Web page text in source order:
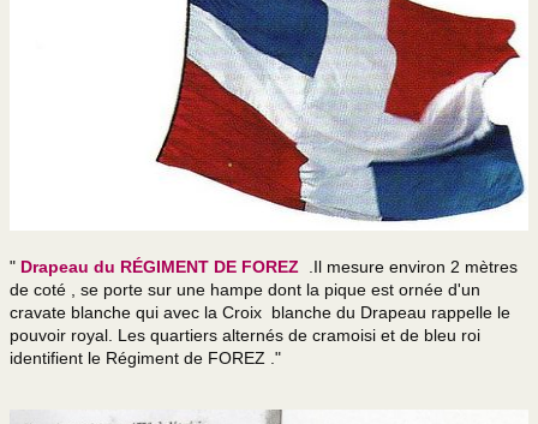
Para neige d'antan
Goliath chien para
Saint Michel
La prière du para
LES BERETS ROUGES
LES NUMEROS DE BREVETS PARACHUTISTES MILITAIRES
Mouchoirs d’instruction
Gaines individuelles
" Drapeau du RÉGIMENT DE FOREZ .Il mesure environ 2 mètres
de coté , se porte sur une hampe dont la pique est ornée d'un
cravate blanche qui avec la Croix blanche du Drapeau rappelle le
pouvoir royal. Les quartiers alternés de cramoisi et de bleu roi
identifient le Régiment de FOREZ ."